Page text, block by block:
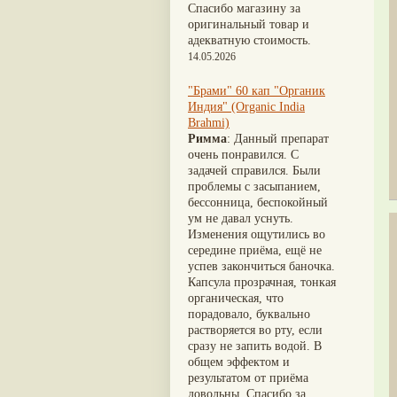
(3)
Аштаваргам
Брихатьяди(3)
Видарьяди(3)
Гуггул
Дханвантарам 101(3)
Дханвантарам тайлам(3)
Кайлаш дживан(3)
Кальянака гритам(3)
Кримикутхар рас(3)
Кунжутное масло (3)
Кутаджа(3)
Кширабала(3)
Лив 52(3)
more...
Шиладжит
(19)
Кориандр
Зира(17)
Крапива индийская(17)
Патола
Холарена - Кутаджа(17)
Шионака(17)
Аджван/Ажгон(16)
Акация катеху(16)
Кальций(16)
Укроп пахучий(16)
Дашамула(15)
Лодхра(14)
Моринга(14)
Перец кубеба(14)
Сахарный тростник
Бхунимба/Андрографис
метельчатый(13)
Гвоздика(13)
Кассия трубчатая(13)
Мезуя железная(13)
Спасибо магазину за
оригинальный товар и
адекватную стоимость.
14.05.2026
"Брами" 60 кап "Органик
Индия" (Organic India
Brahmi)
Римма: Данный препарат
очень понравился. С
задачей справился. Были
проблемы с засыпанием,
бессонница, беспокойный
ум не давал уснуть.
Изменения ощутились во
середине приёма, ещё не
успев закончиться баночка.
Капсула прозрачная, тонкая
органическая, что
порадовало, буквально
растворяется во рту, если
сразу не запить водой. В
общем эффектом и
результатом от приёма
довольны. Спасибо за